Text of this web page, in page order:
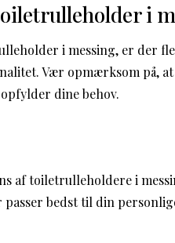
i
i messing, er der
Vær opmærksom på,
dine behov.
af toiletrulleholdere i
bedst til din